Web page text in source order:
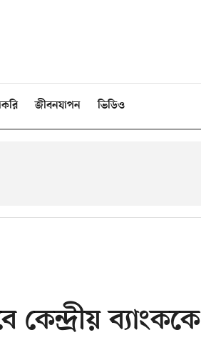
জীবনযাপন ভিডিও
ব্যাংককে